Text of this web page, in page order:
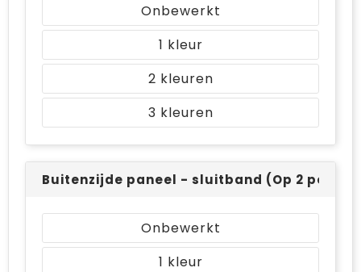
Onbewerkt
1
2
3
Buitenzijde paneel - sluitband (Op 2
Onbewerkt
1